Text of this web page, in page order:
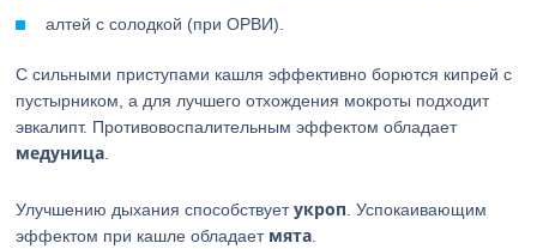
алтей с солодкой (при ОРВИ).
С сильными приступами кашля эффективно борются кипрей с
пустырником, а для лучшего отхождения мокроты подходит
эвкалипт. Противовоспалительным эффектом обладает
медуница
Улучшению дыхания способствуетукроп . Успокаивающим
эффектом при кашле обладает мята